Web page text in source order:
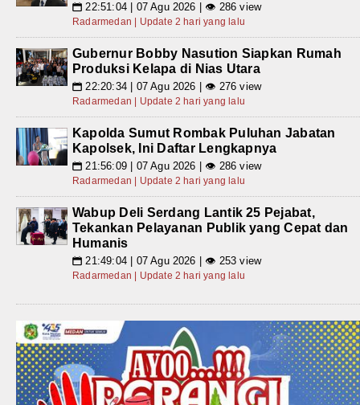
📅 22:51:04 | 07 Agu 2026 | 👁 286 view
Radarmedan | Update 2 hari yang lalu
Gubernur Bobby Nasution Siapkan Rumah
Produksi Kelapa di Nias Utara
📅 22:20:34 | 07 Agu 2026 | 👁 276 view
Radarmedan | Update 2 hari yang lalu
Kapolda Sumut Rombak Puluhan Jabatan
Kapolsek, Ini Daftar Lengkapnya
📅 21:56:09 | 07 Agu 2026 | 👁 286 view
Radarmedan | Update 2 hari yang lalu
Wabup Deli Serdang Lantik 25 Pejabat,
Tekankan Pelayanan Publik yang Cepat dan
Humanis
📅 21:49:04 | 07 Agu 2026 | 👁 253 view
Radarmedan | Update 2 hari yang lalu